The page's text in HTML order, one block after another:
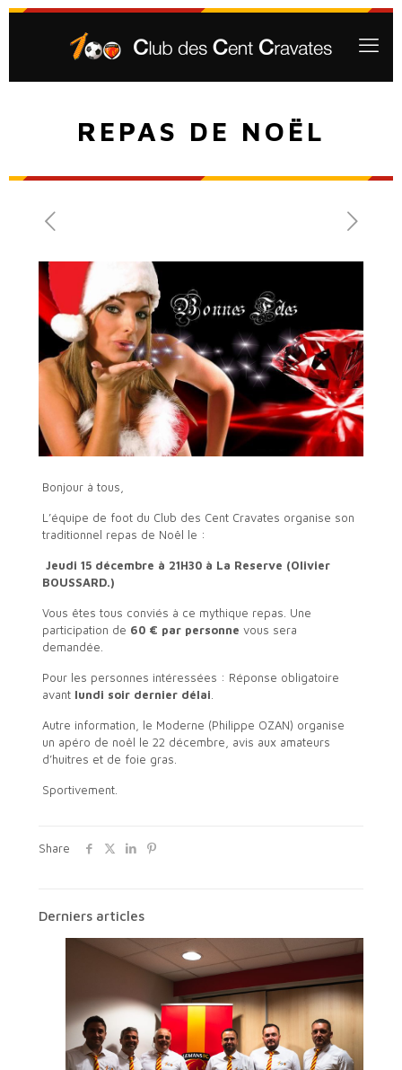
REPAS DE NOËL
Bonjour à tous,
L’équipe de foot du Club des Cent Cravates organise son
traditionnel repas de Noël le :
Jeudi 15 décembre à 21H30 à La Reserve (Olivier
BOUSSARD.)
Vous êtes tous conviés à ce mythique repas. Une
participation de 60 € par personne vous sera
demandée.
Pour les personnes intéressées : Réponse obligatoire
avant lundi soir dernier délai
Autre information, le Moderne (Philippe OZAN) organise
un apéro de noël le 22 décembre, avis aux amateurs
d’huitres et de foie gras.
Sportivement.
Share
Derniers articles